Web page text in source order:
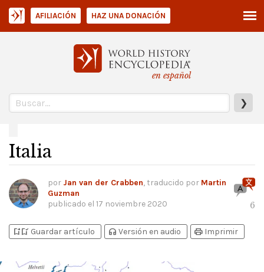
en español
❯
AFILIACIÓN HAZ UNA DONACIÓN
Italia
por Jan van der Crabben, traducido por Martin
Guzman
publicado el 17 noviembre 2020 6
bookmark_addbookmark_added Guardar artículo headphones Versión en audio print Imprimir